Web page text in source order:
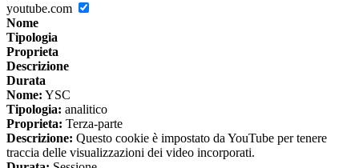
youtube.com
Nome
Tipologia
Proprieta
Descrizione
Durata
Nome: YSC
Tipologia: analitico
Proprieta: Terza-parte
Descrizione: Questo cookie è impostato da YouTube per tenere
traccia delle visualizzazioni dei video incorporati.